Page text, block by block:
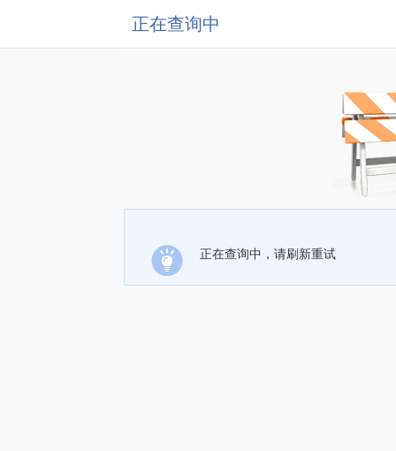
正在查询中
正在查询中，请刷新重试